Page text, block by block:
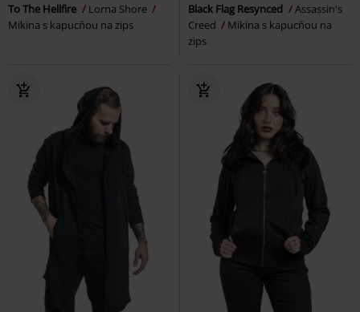
To The Hellfire
Lorna Shore
Mikina s kapucňou na zips
Black Flag Resynced
Assassin's
Creed
Mikina s kapucňou na
zips